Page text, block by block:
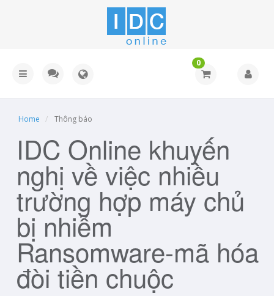
0
Home Thông báo
IDC Online khuyến
nghị về việc nhiều
trường hợp máy chủ
bị nhiễm
Ransomware-mã hóa
đòi tiền chuộc